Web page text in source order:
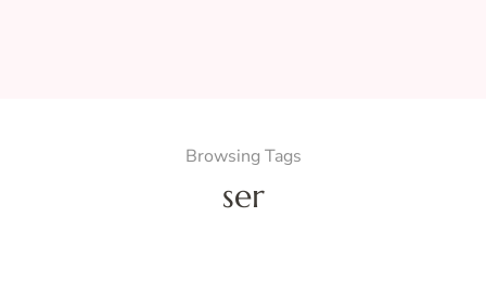
Browsing Tags
ser